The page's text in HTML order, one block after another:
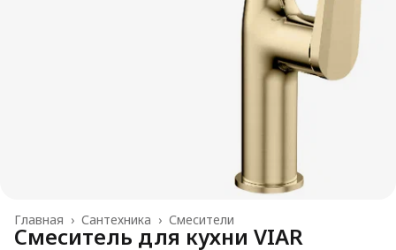
Смесители
Сантехника ›
Главная ›
Смеситель для кухни VIAR